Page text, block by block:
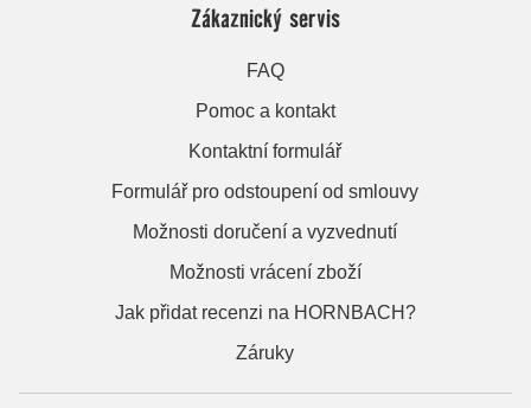
Zákaznický servis
FAQ
Pomoc a kontakt
Kontaktní formulář
Formulář pro odstoupení od smlouvy
Možnosti doručení a vyzvednutí
Možnosti vrácení zboží
Jak přidat recenzi na HORNBACH?
Záruky